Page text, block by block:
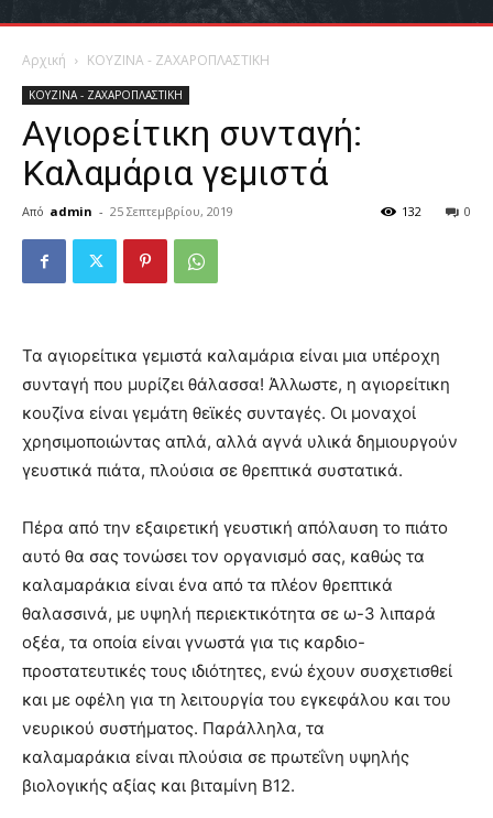
Αρχική ΚΟΥΖΙΝΑ - ΖΑΧΑΡΟΠΛΑΣΤΙΚΗ
ΚΟΥΖΙΝΑ - ΖΑΧΑΡΟΠΛΑΣΤΙΚΗ
Αγιορείτικη συνταγή:
Καλαμάρια γεμιστά
Από admin - 25 Σεπτεμβρίου, 2019 0
132
Τα αγιορείτικα γεμιστά καλαμάρια είναι μια υπέροχη
συνταγή που μυρίζει θάλασσα! Άλλωστε, η αγιορείτικη
κουζίνα είναι γεμάτη θεϊκές συνταγές. Οι μοναχοί
χρησιμοποιώντας απλά, αλλά αγνά υλικά δημιουργούν
γευστικά πιάτα, πλούσια σε θρεπτικά συστατικά.
Πέρα από την εξαιρετική γευστική απόλαυση το πιάτο
αυτό θα σας τονώσει τον οργανισμό σας, καθώς τα
καλαμαράκια είναι ένα από τα πλέον θρεπτικά
θαλασσινά, με υψηλή περιεκτικότητα σε ω-3 λιπαρά
οξέα, τα οποία είναι γνωστά για τις καρδιο-
προστατευτικές τους ιδιότητες, ενώ έχουν συσχετισθεί
και με οφέλη για τη λειτουργία του εγκεφάλου και του
νευρικού συστήματος. Παράλληλα, τα
καλαμαράκια είναι πλούσια σε πρωτεΐνη υψηλής
βιολογικής αξίας και βιταμίνη Β12.